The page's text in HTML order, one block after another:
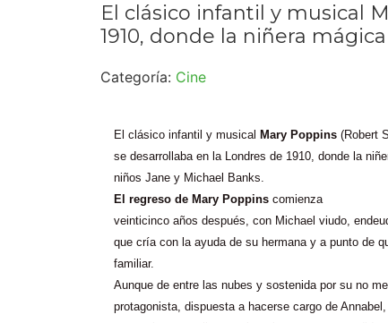
El clásico infantil y musical
1910, donde la niñera
Categoría: Cine
El clásico infantil y musical Mary Poppins (Robert
se desarrollaba en la Londres de 1910, donde la
niños Jane y Michael Banks.
El regreso de Mary Poppins comienza
veinticinco años después, con Michael viudo,
que cría con la ayuda de su hermana y a punto de
familiar.
Aunque de entre las nubes y sostenida por su no
protagonista, dispuesta a hacerse cargo de